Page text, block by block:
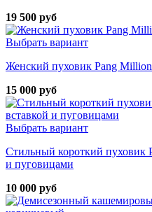
19 500 руб
Выбрать вариант
Женский пуховик Pang
15 000 руб
Выбрать вариант
Стильный короткий пуховик
и пуговицами
10 000 руб